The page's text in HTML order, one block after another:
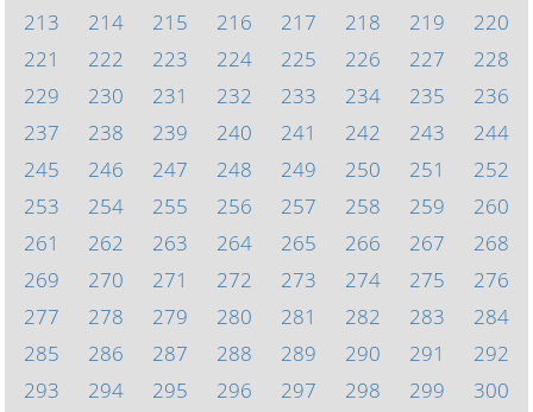
213
214 215 216 217 218 219
220
221
222 223 224 225 226 227
228
229
230 231 232 233 234 235
236
237
238 239 240 241 242 243
244
245
246 247 248 249 250 251
252
253
254 255 256 257 258 259
260
261
262 263 264 265 266 267
268
269
270 271 272 273 274 275
276
277
278 279 280 281 282 283
284
285
286 287 288 289 290 291
292
293
294 295 296 297 298 299
300